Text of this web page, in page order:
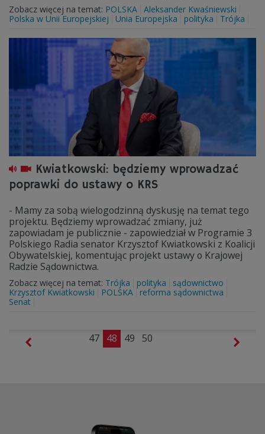
Zobacz więcej na temat: POLSKA Aleksander Kwaśniewski
Polska w Unii Europejskiej
Unia Europejska polityka Trójka
Kwiatkowski: będziemy wprowadzać
poprawki do ustawy o KRS
- Mamy za sobą wielogodzinną dyskusję na temat tego
projektu. Będziemy wprowadzać zmiany, już
zapowiadam je publicznie - zapowiedział w Programie 3
Polskiego Radia senator Krzysztof Kwiatkowski z Koalicji
Obywatelskiej, komentując projekt ustawy o Krajowej
Radzie Sądownictwa.
Zobacz więcej na temat: Trójka polityka
sądownictwo
Krzysztof Kwiatkowski
POLSKA
reforma sądownictwa
Senat
47 48 49 50